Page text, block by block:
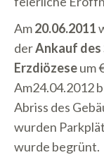
Am20.06.2011
derAnkauf
Erzdiözeseum
Am24.04.2012
Abriss des
wurden
wurde begrünt.